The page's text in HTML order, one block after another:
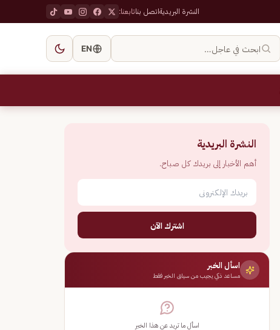
النشرة البريديةاتصل بناتابعنا:
ابحث في عاجل… EN
النشرة البريدية
أهم الأخبار إلى بريدك كل صباح.
اشترك الآن
اسأل الخبر
مساعد ذكي يجيب من سياق الخبر فقط
اسأل ما تريد عن هذا الخبر